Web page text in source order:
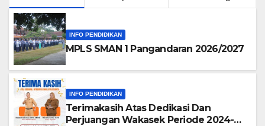
INFO PENDIDIKAN
MPLS SMAN 1 Pangandaran 2026/2027
INFO PENDIDIKAN
Terimakasih Atas Dedikasi Dan
Perjuangan Wakasek Periode 2024-